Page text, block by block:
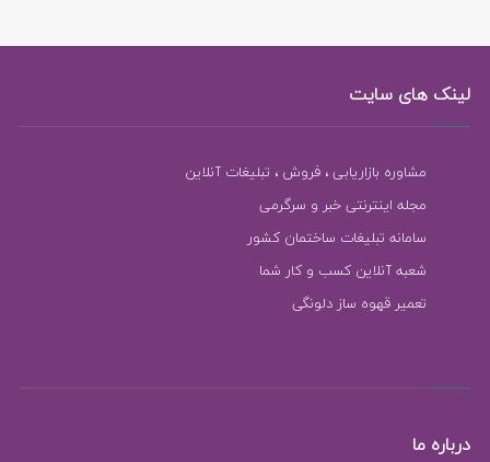
لینک های سایت
مشاوره بازاریابی ، فروش ، تبلیغات آنلاین
مجله اینترنتی خبر و سرگرمی
سامانه تبلیغات ساختمان کشور
شعبه آنلاین کسب و کار شما
تعمیر قهوه ساز دلونگی
درباره ما